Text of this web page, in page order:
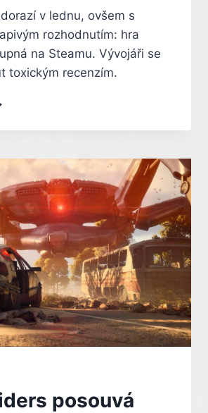
v lednu, ovšem s
rozhodnutím: hra
na Steamu. Vývojáři se
toxickým recenzím.
posouvá